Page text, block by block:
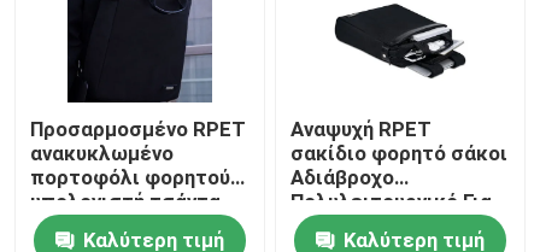
Προσαρμοσμένο RPET
ανακυκλωμένο
πορτοφόλι φορητού
υπολογιστή τσάντα
οικολογικά φιλική
Καλύτερη τιμή
Αναψυχή RPET
σακίδιο φορητό σάκοι
Αδιάβροχο
Πολυλειτουργικό Για
Αθλήματα Εξωτερικά
Καλύτερη τιμή